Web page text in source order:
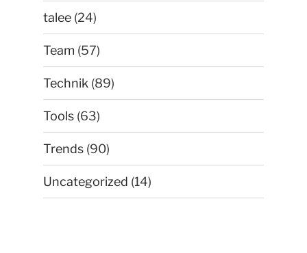
talee (24)
Team (57)
Technik (89)
Tools (63)
Trends (90)
Uncategorized (14)